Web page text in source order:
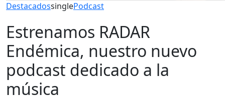
DestacadossinglePodcast
Estrenamos RADAR
Endémica, nuestro nuevo
podcast dedicado a la
música